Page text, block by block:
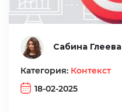
Сабина Глеева
Категория: Контекст
18-02-2025